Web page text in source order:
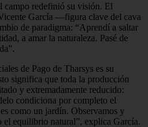
campo redefinió su visión. El
García —figura clave del cava
de paradigma: “Aprendí a saltar
a amar la naturaleza. Pasé de
de Pago de Tharsys es su
significa que toda la producción
y extremadamente reducido:
condiciona por completo el
como un jardín. Observamos y
el equilibrio natural”, explica García.